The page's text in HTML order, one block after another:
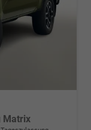
Matrix